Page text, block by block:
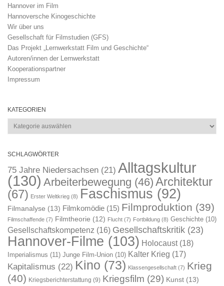
Hannover im Film
Hannoversche Kinogeschichte
Wir über uns
Gesellschaft für Filmstudien (GFS)
Das Projekt „Lernwerkstatt Film und Geschichte“
Autoren/innen der Lernwerkstatt
Kooperationspartner
Impressum
KATEGORIEN
Kategorien
SCHLAGWÖRTER
75 Jahre Niedersachsen (21) Alltagskultur
(130) Arbeiterbewegung (46) Architektur
(67) Erster Weltkrieg (8) Faschismus (92)
Filmanalyse (13) Filmkomödie (15) Filmproduktion (39)
Filmschaffende (7) Filmtheorie (12) Flucht (7) Fortbildung (8) Geschichte (10)
Gesellschaftskompetenz (16) Gesellschaftskritik (23)
Hannover-Filme (103) Holocaust(18)
Imperialismus (11) Junge Film-Union (10) Kalter Krieg (17)
Kapitalismus (22) Kino (73) Klassengesellschaft (7) Krieg
(40) Kriegsberichterstattung (9) Kriegsfilm (29) Kunst (13)